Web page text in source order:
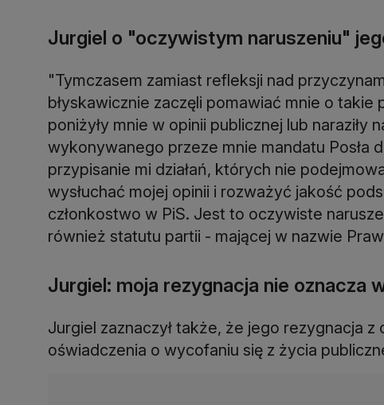
Jurgiel o "oczywistym naruszeniu"
"Tymczasem zamiast refleksji nad
błyskawicznie zaczęli pomawiać mnie o
poniżyły mnie w opinii publicznej lub
wykonywanego przeze mnie mandatu Posła
przypisanie mi działań, których nie
wysłuchać mojej opinii i rozważyć jakość
członkostwo w PiS. Jest to oczywiste
również statutu partii - mającej w nazwie
Jurgiel: moja rezygnacja nie oznacza
Jurgiel zaznaczył także, że jego rezygnacja z
oświadczenia o wycofaniu się z życia